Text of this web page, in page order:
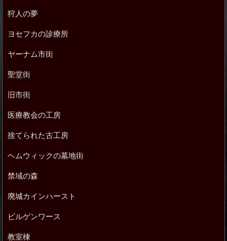
狩人の夢
ヨセフカの診療所
ヤーナム市街
聖堂街
旧市街
医療教会の工房
捨てられた古工房
ヘムウィックの墓地街
禁域の森
廃城カインハースト
ビルゲンワース
教室棟